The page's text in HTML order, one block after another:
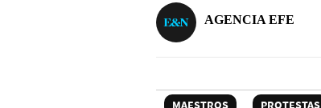
AGENCIA EFE
MAESTROS PROTESTAS